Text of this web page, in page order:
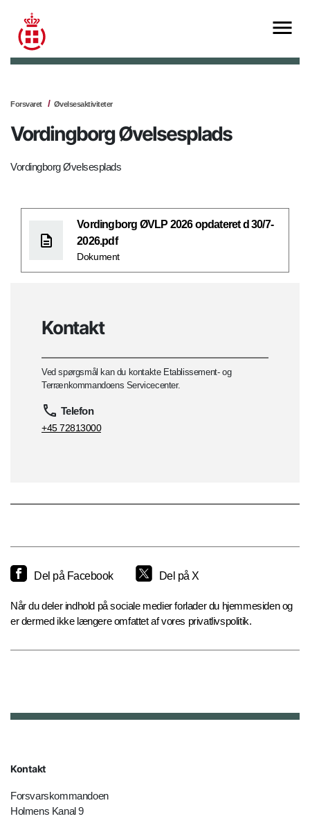
Forsvaret Øvelsesaktiviteter
Vordingborg Øvelsesplads
Vordingborg Øvelsesplads
Vordingborg ØVLP 2026 opdateret d 30/7-
2026.pdf
Dokument
Kontakt
Ved spørgsmål kan du kontakte Etablissement- og
Terrænkommandoens Servicecenter.
Telefon
+45 72813000
Del på Facebook Del på X
Når du deler indhold på sociale medier forlader du hjemmesiden og
er dermed ikke længere omfattet af vores privatlivspolitik.
Kontakt
Forsvarskommandoen
Holmens Kanal 9